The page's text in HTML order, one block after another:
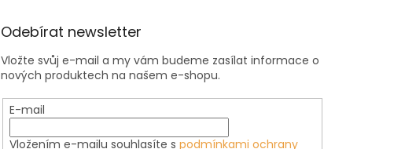
Odebírat newsletter
Vložte svůj e-mail a my vám budeme zasílat informace o
nových produktech na našem e-shopu.
E-mail
Vložením e-mailu souhlasíte spodmínkami ochrany